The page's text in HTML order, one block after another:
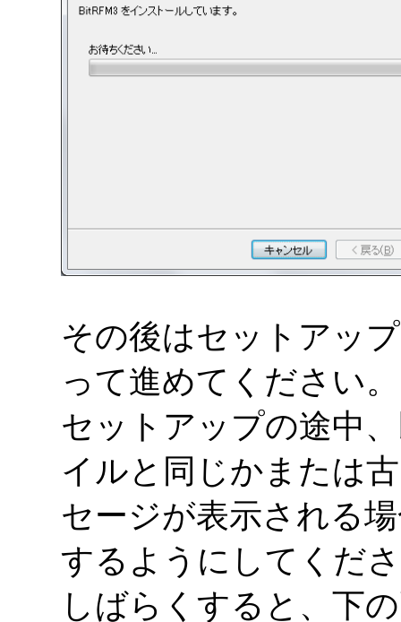
その後はセットアッ
って進めてください。
セットアップの途中
イルと同じかまたは
セージが表示される
するようにしてくだ
しばらくすると、下